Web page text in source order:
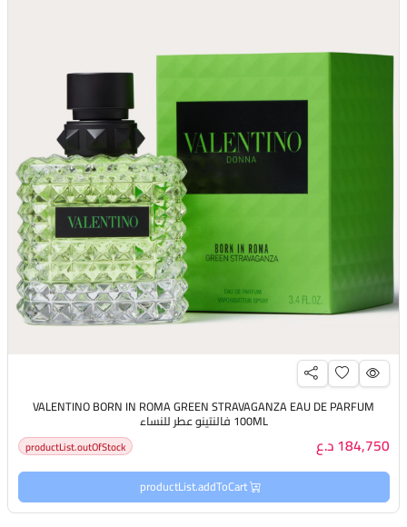
VALENTINO BORN IN ROMA GREEN STRAVAGANZA EAU DE PARFUM
100ML فالنتينو عطر للنساء
184,750 د.ع productList.outOfStock
productList.addToCart